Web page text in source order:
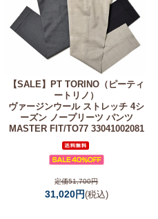
【SALE】PT TORINO（ピーティ
ートリノ）
ヴァージンウール ストレッチ 4シ
ーズン ノープリーツ パンツ
MASTER FIT/TO77 33041002081
定価51,700円
31,020円(税込)